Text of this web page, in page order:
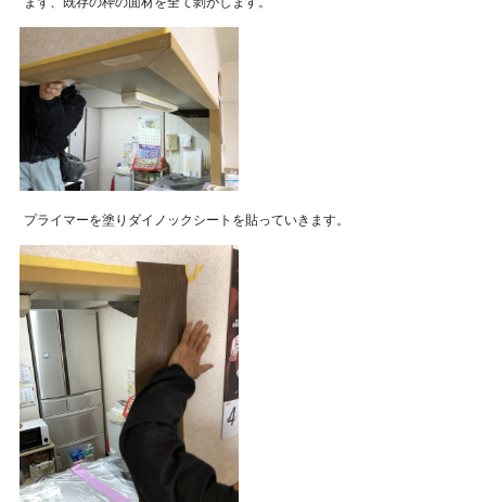
プライマーを塗りダイノックシートを貼っていきます。